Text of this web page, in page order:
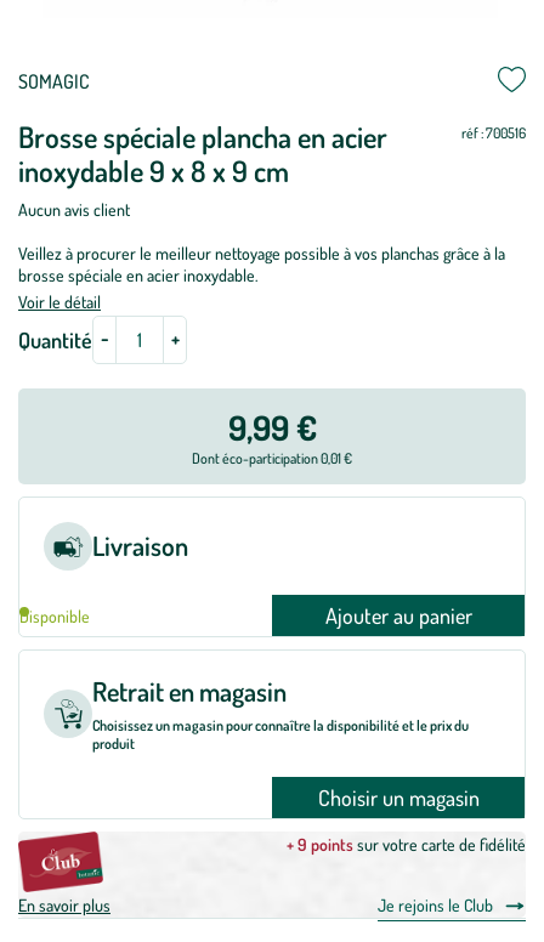
SOMAGIC
Brosse spéciale plancha en acier
inoxydable 9 x 8 x 9 cm
réf : 700516
Aucun avis client
Veillez à procurer le meilleur nettoyage possible à vos planchas grâce à la
brosse spéciale en acier inoxydable.
Voir le détail
Quantité
Mettre
jour
-
Mettre
jour
+
9,99 €
Dont éco-participation 0,01 €
Livraison
Disponible Ajouter au panier
Retrait en magasin
Choisissez un magasin pour connaître la disponibilité et le prix du
produit
Choisir un magasin
+ 9 pointssur votre carte de fidélité
En savoir plus Je rejoins le Club